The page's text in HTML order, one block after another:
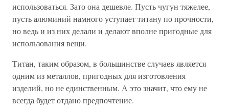
использоваться. Зато она дешевле. Пусть чугун тяжелее,
пусть алюминий намного уступает титану по прочности,
но ведь и из них делали и делают вполне пригодные для
использования вещи.
Титан, таким образом, в большинстве случаев является
одним из металлов, пригодных для изготовления
изделий, но не единственным. А это значит, что ему не
всегда будет отдано предпочтение.